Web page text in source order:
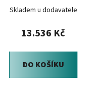
Skladem u dodavatele
13.536 Kč
DO KOŠÍKU